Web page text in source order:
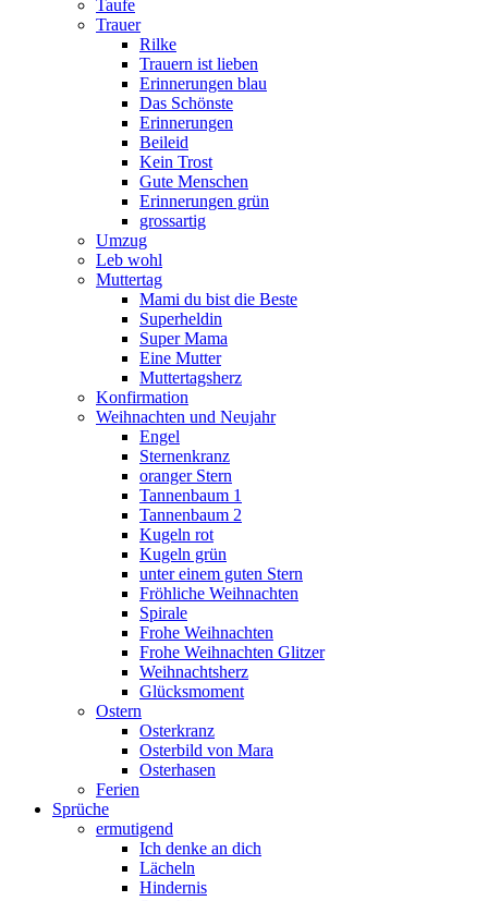
Taufe
Trauer
Rilke
Trauern ist lieben
Erinnerungen blau
Das Schönste
Erinnerungen
Beileid
Kein Trost
Gute Menschen
Erinnerungen grün
grossartig
Umzug
Leb wohl
Muttertag
Mami du bist die Beste
Superheldin
Super Mama
Eine Mutter
Muttertagsherz
Konfirmation
Weihnachten und Neujahr
Engel
Sternenkranz
oranger Stern
Tannenbaum 1
Tannenbaum 2
Kugeln rot
Kugeln grün
unter einem guten Stern
Fröhliche Weihnachten
Spirale
Frohe Weihnachten
Frohe Weihnachten Glitzer
Weihnachtsherz
Glücksmoment
Ostern
Osterkranz
Osterbild von Mara
Osterhasen
Ferien
Sprüche
ermutigend
Ich denke an dich
Lächeln
Hindernis